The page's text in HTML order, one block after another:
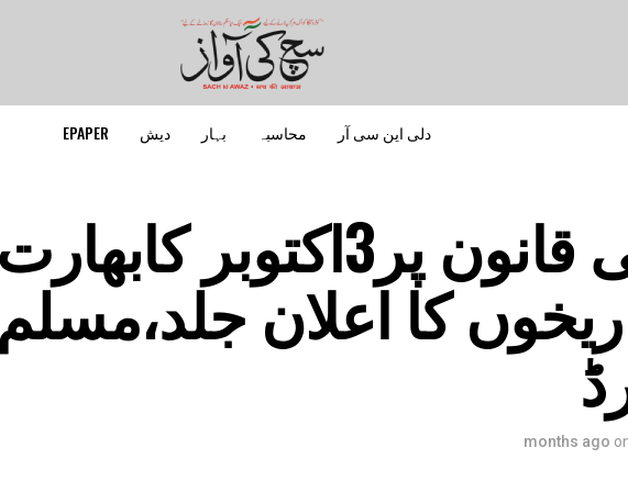
دلی این سی آر محاسبہ بہار دیش EPAPER
وقف ترمیمی قانون پر3اکتوبر
کا اعلان جلد،مسلم